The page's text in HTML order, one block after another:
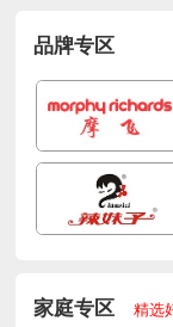
品牌专区
家庭专区 精选